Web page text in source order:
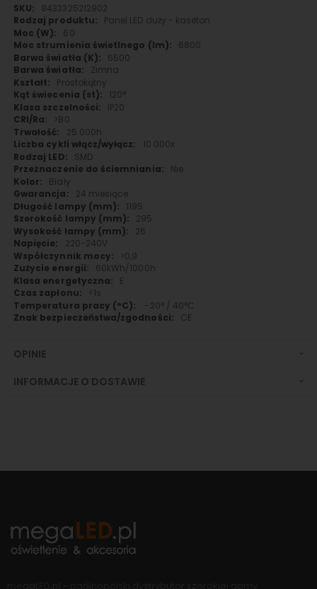
Więcej
informacji
8433325212902
Panel LED duży - kaseton
60
6800
6500
Zimna
Prostokątny
120°
IP20
>80
25 000h
10 000x
SMD
Nie
Biały
24 miesiące
1195
295
26
220-240V
>0,9
60kWh/1000h
E
<1s
-20° / 40°C
CE
OPINIE
INFORMACJE O DOSTAWIE